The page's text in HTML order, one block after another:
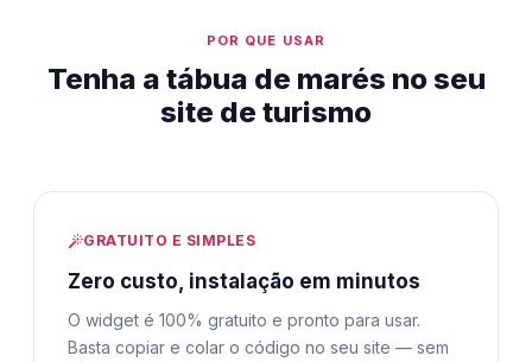
POR QUE USAR
Tenha a tábua de marés no seu
site de turismo
GRATUITO E SIMPLES
Zero custo, instalação em minutos
O widget é 100% gratuito e pronto para usar.
Basta copiar e colar o código no seu site — sem